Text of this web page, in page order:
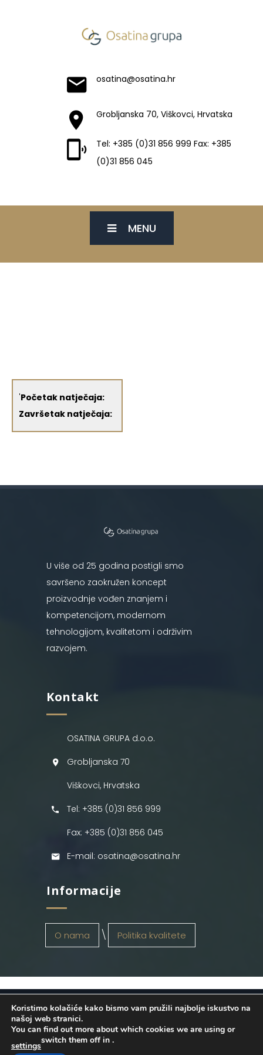
osatina@osatina.hr
Grobljanska 70, Viškovci, Hrvatska
Tel: +385 (0)31 856 999 Fax: +385
(0)31 856 045
MENU
'Početak natječaja:
Završetak natječaja:
U više od 25 godina postigli smo
savršeno zaokružen koncept
proizvodnje vođen znanjem i
kompetencijom, modernom
tehnologijom, kvalitetom i održivim
razvojem.
Kontakt
OSATINA GRUPA d.o.o.
Grobljanska 70
Viškovci, Hrvatska
Tel: +385 (0)31 856 999
Fax: +385 (0)31 856 045
E-mail: osatina@osatina.hr
Informacije
O nama Politika kvalitete
OSATINA GRUPA d.o.o. 2026
. Configured
byINFOS Osijek. Sva prava pridržana.
Koristimo kolačiće kako bismo vam pružili najbolje iskustvo na
našoj web stranici.
You can find out more about which cookies we are using or
switch them off in
settings
.